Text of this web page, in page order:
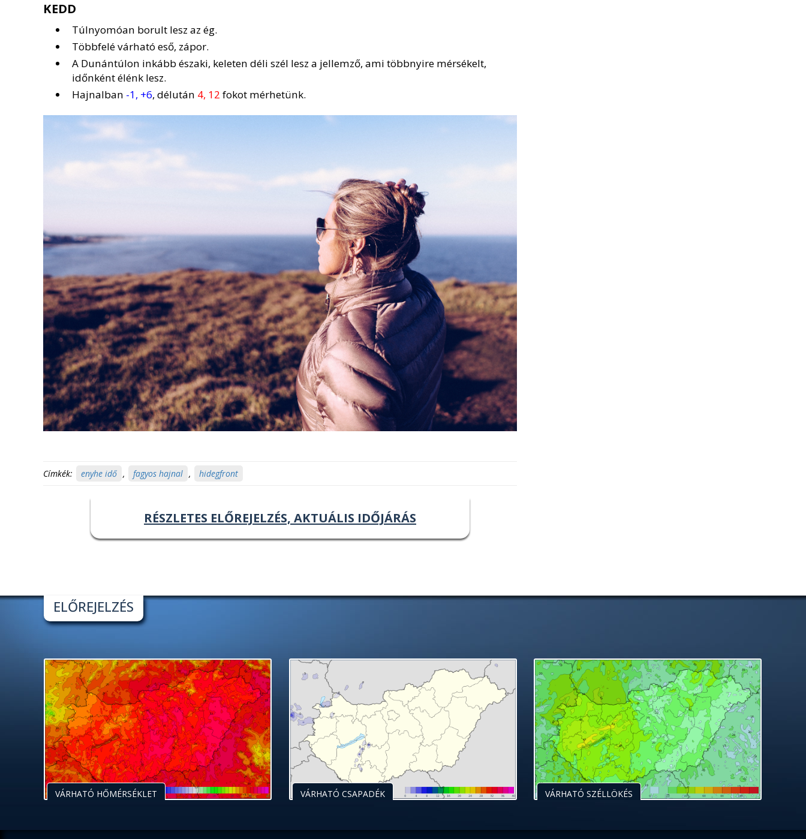
KEDD
Túlnyomóan borult lesz az ég.
Többfelé várható eső, zápor.
A Dunántúlon inkább északi, keleten déli szél lesz a jellemző, ami többnyire mérsékelt,
időnként élénk lesz.
Hajnalban -1, +6, délután 4, 12 fokot mérhetünk.
Címkék: enyhe idő , fagyos hajnal , hidegfront
RÉSZLETES ELŐREJELZÉS, AKTUÁLIS IDŐJÁRÁS
ELŐREJELZÉS
VÁRHATÓ HŐMÉRSÉKLET VÁRHATÓ CSAPADÉK VÁRHATÓ SZÉLLÖKÉS